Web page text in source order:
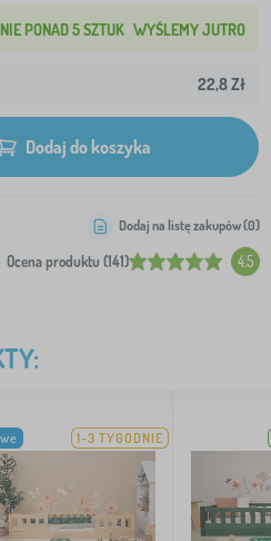
PONAD 5 SZTUK WYŚLEMY JUTRO
22,8 Zł
Dodaj do koszyka
Ocena produktu (141) 4.5
Dodaj na listę zakupów (0)
1-3 TYGODNIE